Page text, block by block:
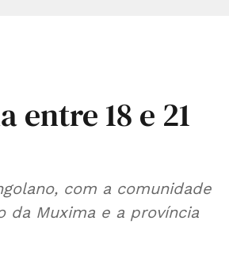
entre 18 e 21
com a comunidade
da Muxima e a província